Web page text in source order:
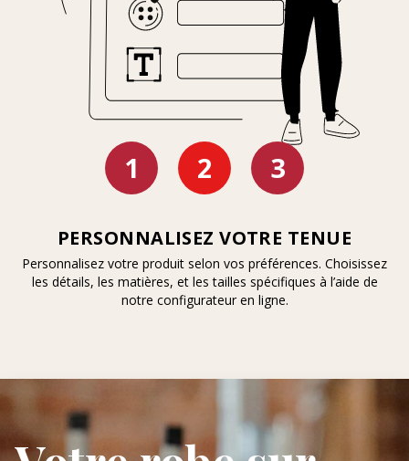
PERSONNALISEZ VOTRE TENUE
Personnalisez votre produit selon vos préférences. Choisissez
les détails, les matières, et les tailles spécifiques à l’aide de
notre configurateur en ligne.